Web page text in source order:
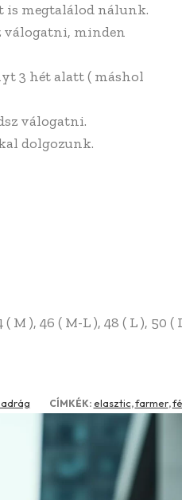
megtalálod nálunk.
válogatni, minden
3 hét alatt ( máshol
válogatni.
dolgozunk.
( M ), 46 ( M-L ), 48 ( L ), 50
CÍMKÉK: elasztic,farmer,